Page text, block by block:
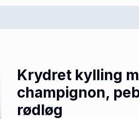
Krydret kylling
champignon,
rødløg